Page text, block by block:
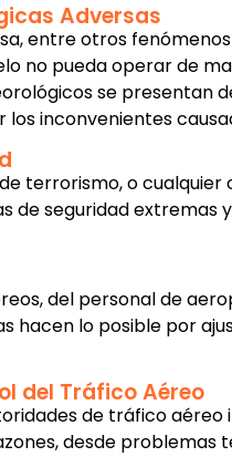
Adversas
entre otros
no pueda operar de
se presentan
inconvenientes
terrorismo, o
de seguridad extremas
del personal de
hacen lo posible por
del Tráfico Aéreo
de tráfico
desde